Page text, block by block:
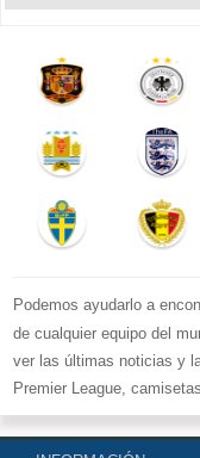
Podemos ayudarlo a
de cualquier equipo del
ver las últimas noticias y
Premier League,
fútbol y kits.
Comprecamisetas de